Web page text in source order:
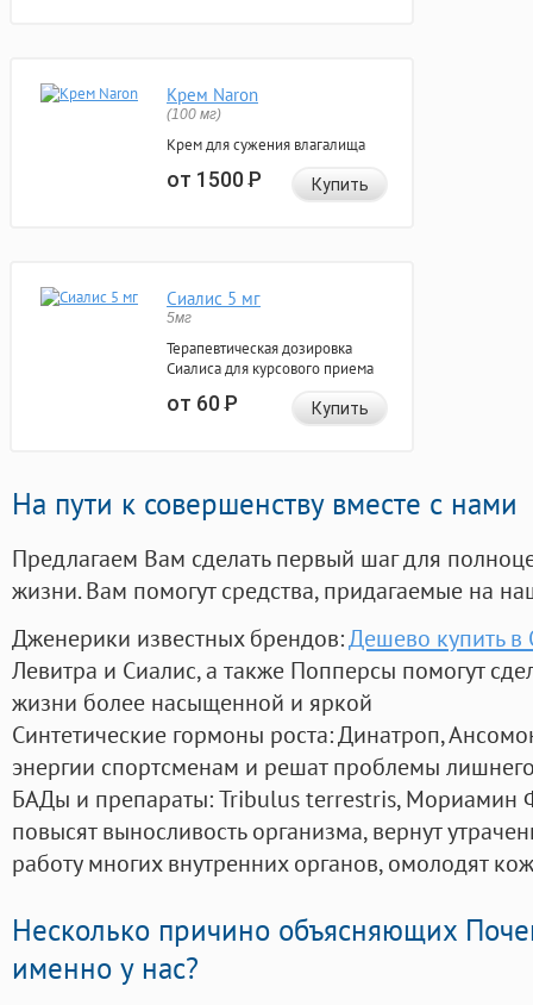
Крем Naron
(100 мг)
Крем для сужения влагалища
от 1500Р Купить
Сиалис 5 мг
5мг
Терапевтическая дозировка
Сиалиса для курсового приема
от 60Р Купить
На пути к совершенству вместе с нами
Предлагаем Вам сделать первый шаг для
жизни. Вам помогут средства, придагаемые на
Дженерики известных брендов:Дешево купить в
Левитра и Сиалис, а также Попперсы помогут
жизни более насыщенной и яркой
Синтетические гормоны роста: Динатроп,
энергии спортсменам и решат проблемы
БАДы и препараты:Tribulus terrestris, Мориамин
повысят выносливость организма, вернут
работу многих внутренних органов, омолодят
Несколько причино объясняющих
именно у нас?